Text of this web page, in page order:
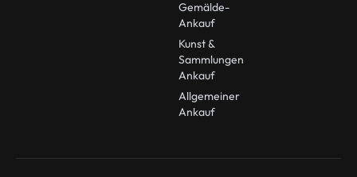
Gemälde-
Ankauf
Kunst &
Sammlungen
Ankauf
Allgemeiner
Ankauf